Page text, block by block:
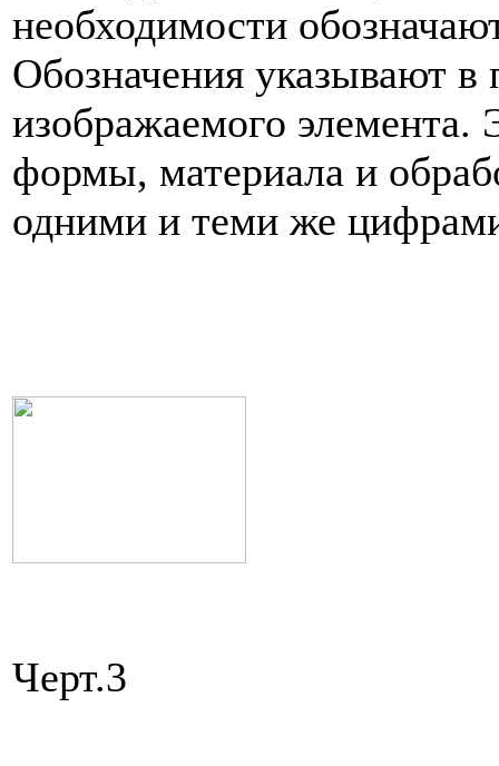
необходимости
Обозначения указывают
изображаемого
формы, материала и
одними и теми же
Черт.3